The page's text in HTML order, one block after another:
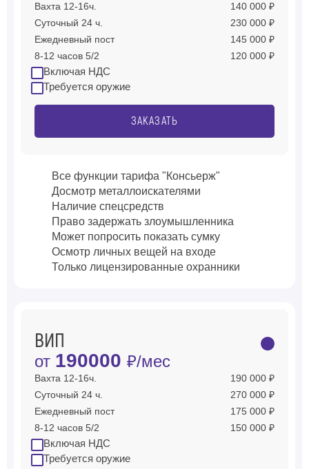
Вахта 12-16ч.
140 000 ₽
Суточный 24 ч.
230 000 ₽
Ежедневный пост
145 000 ₽
8-12 часов 5/2
120 000 ₽
Включая НДС
Требуется оружие
ЗАКАЗАТЬ
Все функции тарифа "Консьерж"
Досмотр металлоискателями
Наличие спецсредств
Право задержать злоумышленника
Может попросить показать сумку
Осмотр личных вещей на входе
Только лицензированные охранники
ВИП
от 190000 ₽/мес
Вахта 12-16ч.
190 000 ₽
Суточный 24 ч.
270 000 ₽
Ежедневный пост
175 000 ₽
8-12 часов 5/2
150 000 ₽
Включая НДС
Требуется оружие